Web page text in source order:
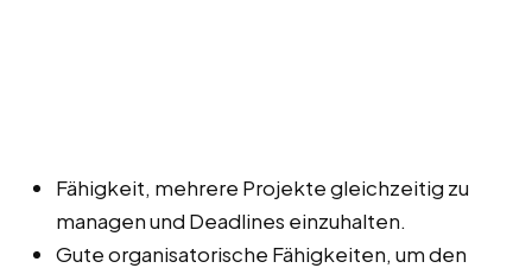
Fähigkeit, mehrere Projekte gleichzeitig zu
managen und Deadlines einzuhalten.
Gute organisatorische Fähigkeiten, um den